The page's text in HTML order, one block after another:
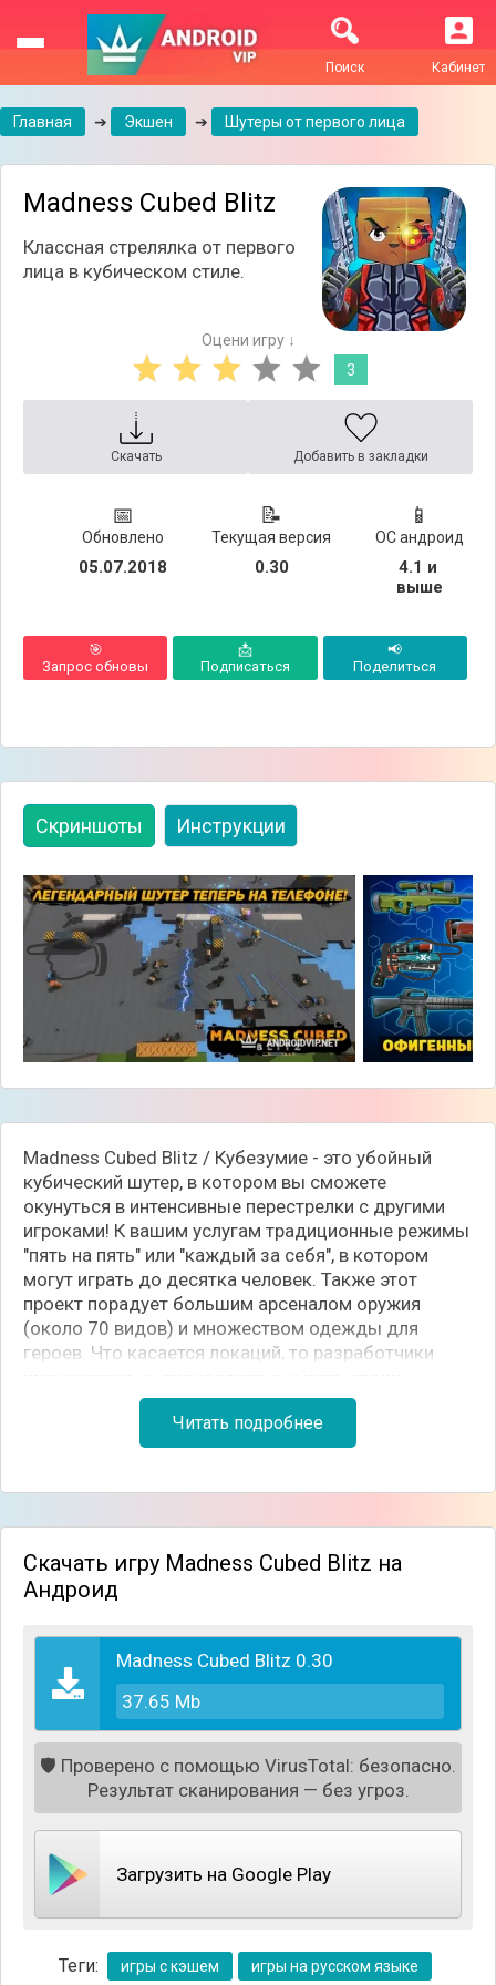
Кабинет
Поиск
Главная ➔ Экшен ➔ Шутеры от первого лица
Madness Cubed Blitz
Классная стрелялка от первого
лица в кубическом стиле.
Оцени игру ↓
3
Скачать Добавить в закладки
📅
Обновлено
05.07.2018
📝
Текущая версия
0.30
📱
ОС андроид
4.1 и
выше
🎯
Запрос обновы
📩
Подписаться
📢
Поделиться
Скриншоты Инструкции
👈 👉
Madness Cubed Blitz / Кубезумие - это убойный
кубический шутер, в котором вы сможете
окунуться в интенсивные перестрелки с другими
игроками! К вашим услугам традиционные режимы
"пять на пять" или "каждый за себя", в котором
могут играть до десятка человек. Также этот
проект порадует большим арсеналом оружия
(около 70 видов) и множеством одежды для
героев. Что касается локаций, то разработчики
которых лес, завод и многие другие. Если у вас не
топовый смартфон - не волнуйтесь, оптимизация
игры выполнена на должном уровне, показатели
чувствует даже на слабых устройствах. Если у вас
не получается прицеливаться, можно включить
Читать подробнее
Скачать игру Madness Cubed Blitz на
Андроид
Madness Cubed Blitz 0.30
37.65 Mb
🛡️ Проверено с помощью VirusTotal: безопасно.
Результат сканирования — без угроз.
Загрузить на Google Play
Теги: игры с кэшем игры на русском языке